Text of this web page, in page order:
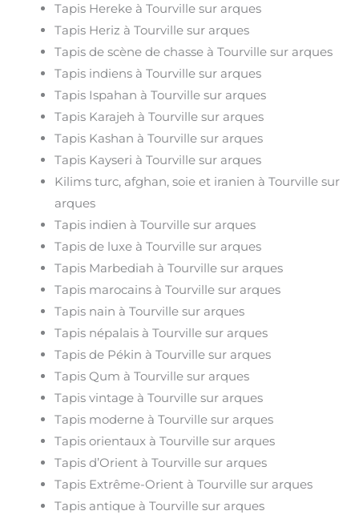
Tapis Hereke à Tourville sur arques
Tapis Heriz à Tourville sur arques
Tapis de scène de chasse à Tourville sur arques
Tapis indiens à Tourville sur arques
Tapis Ispahan à Tourville sur arques
Tapis Karajeh à Tourville sur arques
Tapis Kashan à Tourville sur arques
Tapis Kayseri à Tourville sur arques
Kilims turc, afghan, soie et iranien à Tourville sur
arques
Tapis indien à Tourville sur arques
Tapis de luxe à Tourville sur arques
Tapis Marbediah à Tourville sur arques
Tapis marocains à Tourville sur arques
Tapis nain à Tourville sur arques
Tapis népalais à Tourville sur arques
Tapis de Pékin à Tourville sur arques
Tapis Qum à Tourville sur arques
Tapis vintage à Tourville sur arques
Tapis moderne à Tourville sur arques
Tapis orientaux à Tourville sur arques
Tapis d’Orient à Tourville sur arques
Tapis Extrême-Orient à Tourville sur arques
Tapis antique à Tourville sur arques